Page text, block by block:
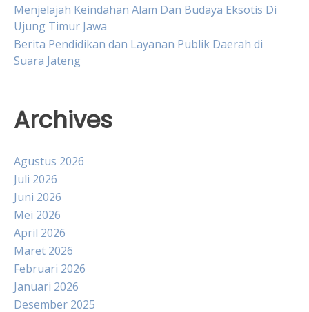
Menjelajah Keindahan Alam Dan Budaya Eksotis Di
Ujung Timur Jawa
Berita Pendidikan dan Layanan Publik Daerah di
Suara Jateng
Archives
Agustus 2026
Juli 2026
Juni 2026
Mei 2026
April 2026
Maret 2026
Februari 2026
Januari 2026
Desember 2025